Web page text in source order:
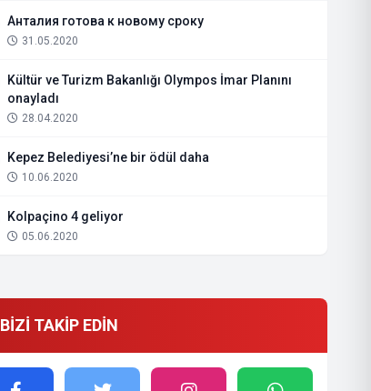
Анталия готова к новому сроку
31.05.2020
Kültür ve Turizm Bakanlığı Olympos İmar Planını
onayladı
28.04.2020
Kepez Belediyesi’ne bir ödül daha
10.06.2020
Kolpaçino 4 geliyor
05.06.2020
BİZİ TAKİP EDİN